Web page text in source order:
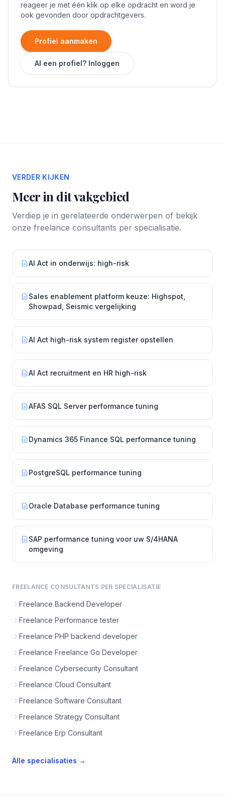
reageer je met één klik op elke opdracht en word je
ook gevonden door opdrachtgevers.
Profiel aanmaken
Al een profiel? Inloggen
VERDER KIJKEN
Meer in dit vakgebied
Verdiep je in gerelateerde onderwerpen of bekijk
onze freelance consultants per specialisatie.
AI Act in onderwijs: high-risk
Sales enablement platform keuze: Highspot,
Showpad, Seismic vergelijking
AI Act high-risk system register opstellen
AI Act recruitment en HR high-risk
AFAS SQL Server performance tuning
Dynamics 365 Finance SQL performance tuning
PostgreSQL performance tuning
Oracle Database performance tuning
SAP performance tuning voor uw S/4HANA
omgeving
FREELANCE CONSULTANTS PER SPECIALISATIE
Freelance Backend Developer
Freelance Performance tester
Freelance PHP backend developer
Freelance Freelance Go Developer
Freelance Cybersecurity Consultant
Freelance Cloud Consultant
Freelance Software Consultant
Freelance Strategy Consultant
Freelance Erp Consultant
Alle specialisaties →